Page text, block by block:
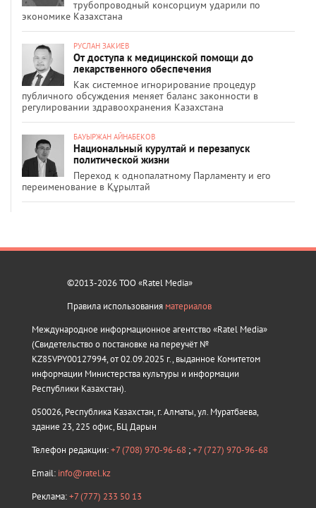
трубопроводный консорциум ударили по
экономике Казахстана
РУСЛАН ЗАКИЕВ
От доступа к медицинской помощи до
лекарственного обеспечения
Как системное игнорирование процедур
публичного обсуждения меняет баланс законности в
регулировании здравоохранения Казахстана
БАУЫРЖАН АЙНАБЕКОВ
Национальный курултай и перезапуск
политической жизни
Переход к однопалатному Парламенту и его
переименование в Құрылтай
©2013-2026 ТОО «Ratel Media»
Правила использования материалов
Международное информационное агентство «Ratel Media»
(Свидетельство о постановке на переучёт №
KZ85VPY00127994, от 02.09.2025 г., выданное Комитетом
информации Министерства культуры и информации
Республики Казахстан).
050026, Республика Казахстан, г. Алматы, ул. Муратбаева,
здание 23, 225 офис, БЦ Дарын
Телефон редакции:+7 (708) 970-96-68 ;+7 (727) 970-96-68
Email: info@ratel.kz
Реклама:+7 (777) 233 50 13